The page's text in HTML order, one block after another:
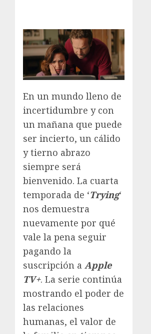
En un mundo lleno de
incertidumbre y con
un mañana que puede
ser incierto, un cálido
y tierno abrazo
siempre será
bienvenido. La cuarta
temporada de ‘Trying‘
nos demuestra
nuevamente por qué
vale la pena seguir
pagando la
suscripción a Apple
TV+. La serie continúa
mostrando el poder de
las relaciones
humanas, el valor de